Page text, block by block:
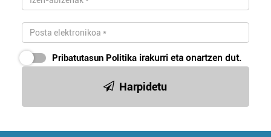
Pribatutasun Politika irakurri eta onartzen dut.
Harpidetu